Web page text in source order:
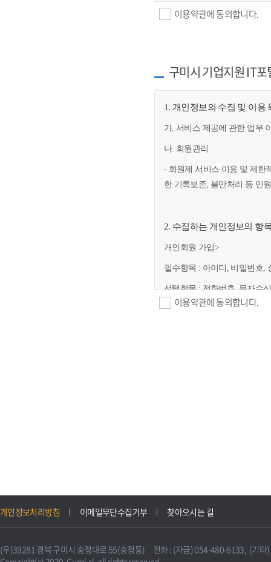
이용약관에 동의합니다.
구미시 기업지원 IT
1. 개인정보의 수집 및 이용
가. 서비스 제공에 관한 업무
나. 회원관리
- 회원제 서비스 이용 및 제한
한 기록보존, 불만처리 등 민
2. 수집하는 개인정보의 항
개인회원 가입>
필수항목 : 아이디, 비밀번호,
선택항목 : 전화번호, 문자수
니다.
불필요하게 되었을 때에는
이용약관에 동의합니다.
개인정보처리방침 이메일무단수집거부 찾아오시는 길
(우)39281 경북 구미시 송정대로 55(송정동) 전화 : (자금) 054-480-6133, (기타